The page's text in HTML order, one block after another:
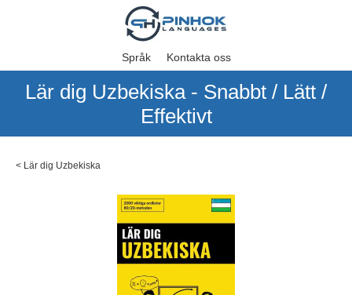
Språk Kontakta oss
Lär dig Uzbekiska - Snabbt / Lätt /
Effektivt
< Lär dig Uzbekiska